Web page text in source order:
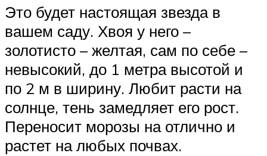
Это будет настоящая звезда в
вашем саду. Хвоя у него –
золотисто – желтая, сам по себе –
невысокий, до 1 метра высотой и
по 2 м в ширину. Любит расти на
солнце, тень замедляет его рост.
Переносит морозы на отлично и
растет на любых почвах.